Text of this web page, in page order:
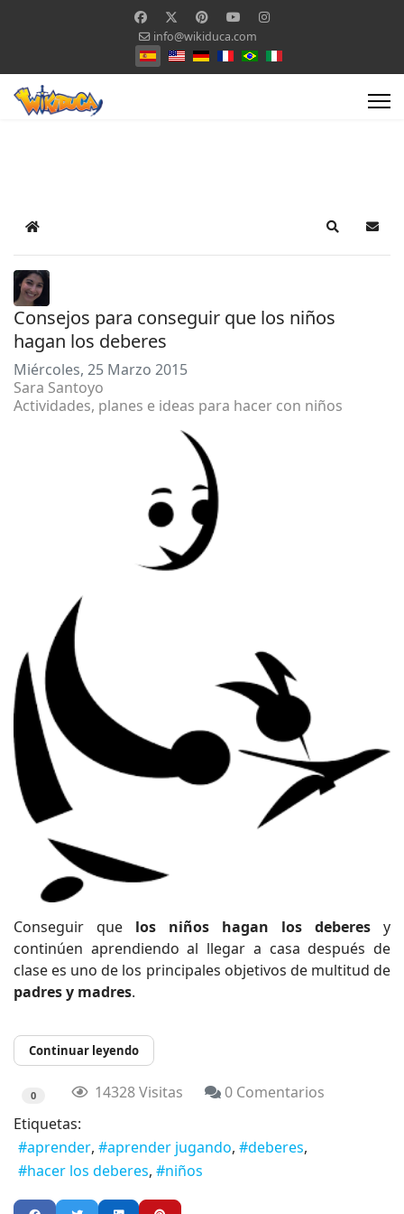
info@wikiduca.com
Seleccione su idioma
Home Search
Consejos para conseguir que los niños
hagan los deberes
Miércoles, 25 Marzo 2015
Sara Santoyo
Actividades, planes e ideas para hacer con niños
Conseguir que los niños hagan los deberes y
continúen aprendiendo al llegar a casa después de
clase es uno de los principales objetivos de multitud de
padres y madres.
Continuar leyendo
0 14328 Visitas
0 Comentarios
Etiquetas:
aprender
aprender jugando
deberes
hacer los deberes
niños